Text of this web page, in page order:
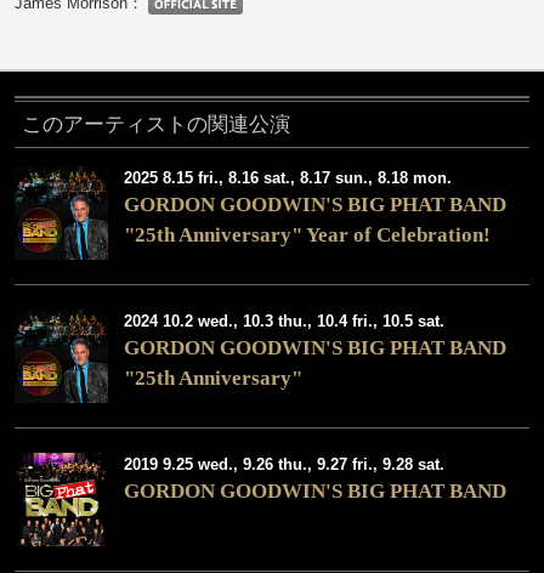
このアーティストの関連公演
2025 8.15 fri., 8.16 sat., 8.17 sun., 8.18 mon.
GORDON GOODWIN'S BIG PHAT BAND
"25th Anniversary" Year of Celebration!
2024 10.2 wed., 10.3 thu., 10.4 fri., 10.5 sat.
GORDON GOODWIN'S BIG PHAT BAND
"25th Anniversary"
2019 9.25 wed., 9.26 thu., 9.27 fri., 9.28 sat.
GORDON GOODWIN'S BIG PHAT BAND